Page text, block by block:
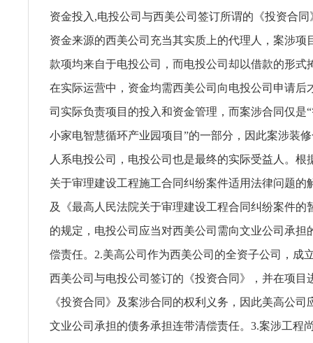
资金投入,电投公司与西美公司签订所谓的《投资合
资金来源的西美公司充当其实质上的代理人，案涉项
款项均来自于电投公司，而电投公司却以借款的形式
在实际运营中，资金均需西美公司向电投公司申请后
司实际负责项目的投入和资金管理，而案涉合同仅是
小家电智慧循环产业园项目”的一部分，因此案涉装
人系电投公司，电投公司也是最终的实际受益人。根
关于审理建设工程施工合同纠纷案件适用法律问题的
及《最高人民法院关于审理建设工程合同纠纷案件的
的规定，电投公司应当对西美公司需向文业公司承担
偿责任。2.美高公司作为西美公司的全资子公司，成
西美公司与电投公司签订的《投资合同》，并在项目
《投资合同》及案涉合同的权利义务，因此美高公司
文业公司承担的债务承担连带清偿责任。3.案涉工程